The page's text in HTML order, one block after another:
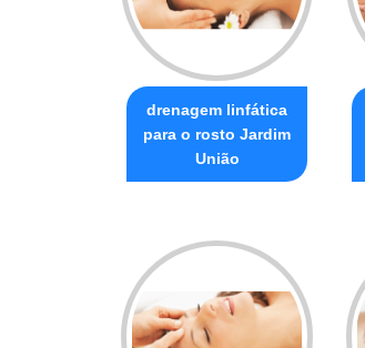
drenagem linfática
para o rosto Jardim
União